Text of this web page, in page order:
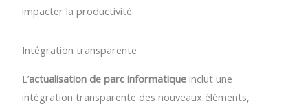
impacter la productivité.
Intégration transparente
L’actualisation de parc informatique inclut une
intégration transparente des nouveaux éléments,